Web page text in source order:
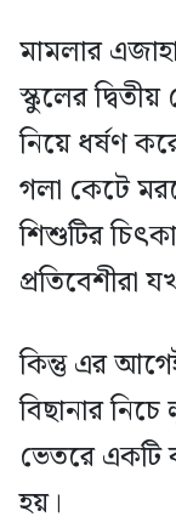
মামলার
স্কুলের দ্বিতীয়
নিয়ে ধর্ষণ
গলা কেটে
শিশুটির
প্রতিবেশীরা
কিন্তু এর
বিছানার
ভেতরে একটি
হয়।